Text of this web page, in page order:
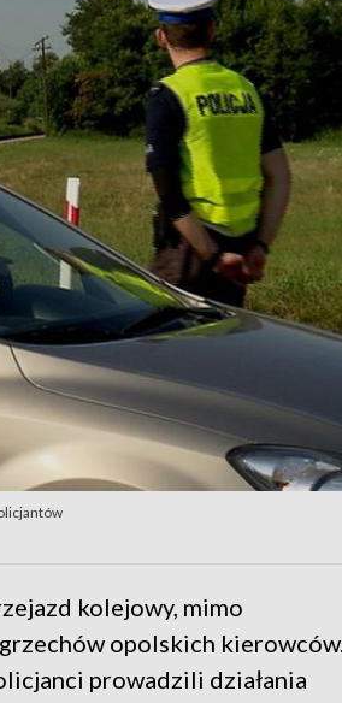
kolejowy, mimo
opolskich kierowców.
prowadzili działania